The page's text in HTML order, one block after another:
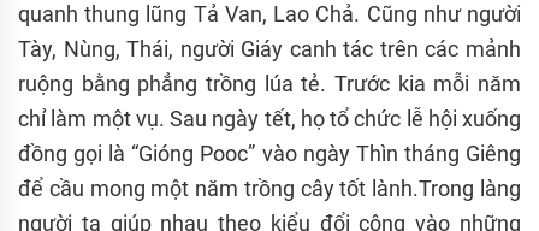
quanh thung lũng Tả Van, Lao Chả. Cũng như người
Tày, Nùng, Thái, người Giáy canh tác trên các mảnh
ruộng bằng phẳng trồng lúa tẻ. Trước kia mỗi năm
chỉ làm một vụ. Sau ngày tết, họ tổ chức lễ hội xuống
đồng gọi là “Gióng Pooc” vào ngày Thìn tháng Giêng
để cầu mong một năm trồng cây tốt lành.Trong làng
người ta giúp nhau theo kiểu đổi công vào những